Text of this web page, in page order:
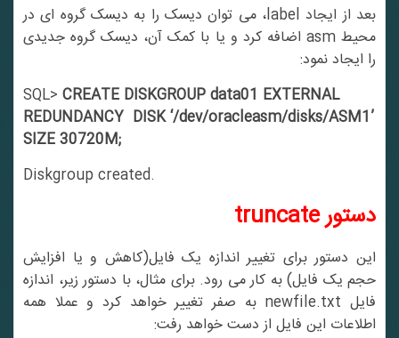
بعد از ایجاد label، می توان دیسک را به دیسک گروه ای در
محیط asm اضافه کرد و یا با کمک آن، دیسک گروه جدیدی
را ایجاد نمود:
SQL>CREATE DISKGROUP data01 EXTERNAL
REDUNDANCY DISK ‘/dev/oracleasm/disks/ASM1’
SIZE 30720M;
Diskgroup created.
دستورtruncate
این دستور برای تغییر اندازه یک فایل(کاهش و یا افزایش
حجم یک فایل) به کار می رود. برای مثال، با دستور زیر، اندازه
فایل newfile.txt به صفر تغییر خواهد کرد و عملا همه
اطلاعات این فایل از دست خواهد رفت: